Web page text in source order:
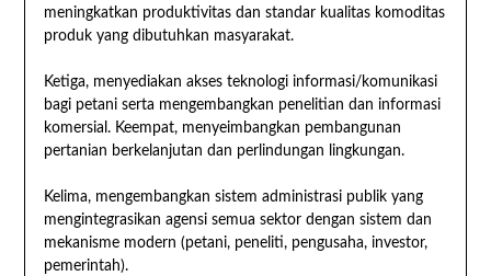
meningkatkan produktivitas dan standar kualitas komoditas
produk yang dibutuhkan masyarakat.
Ketiga, menyediakan akses teknologi informasi/komunikasi
bagi petani serta mengembangkan penelitian dan informasi
komersial. Keempat, menyeimbangkan pembangunan
pertanian berkelanjutan dan perlindungan lingkungan.
Kelima, mengembangkan sistem administrasi publik yang
mengintegrasikan agensi semua sektor dengan sistem dan
mekanisme modern (petani, peneliti, pengusaha, investor,
pemerintah).